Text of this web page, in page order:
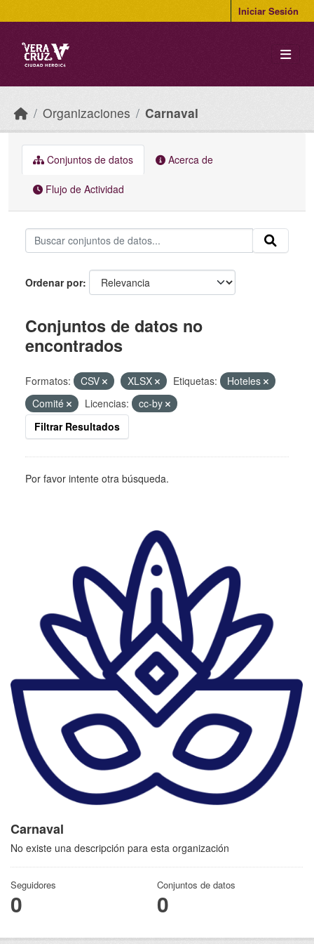
Iniciar Sesión
Organizaciones Carnaval
Carnaval
No existe una descripción para esta organización
Seguidores
0
Conjuntos de datos
0
Conjuntos de datos Acerca de
Flujo de Actividad
Ordenar por
Conjuntos de datos no
encontrados
Formatos: CSV XLSX Etiquetas:
Hoteles
Comité
Licencias:
cc-by
Filtrar Resultados
Por favor intente otra búsqueda.